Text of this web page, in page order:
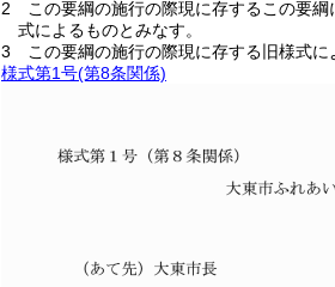
2
この要綱の施行の際現に存するこの要
式によるものとみなす。
3
この要綱の施行の際現に存する旧様式
様式第1号(第8条関係)